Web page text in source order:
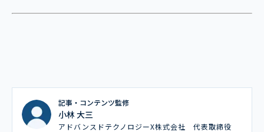
記事・コンテンツ監修
小林 大三
アドバンスドテクノロジーX株式会社 代表取締役